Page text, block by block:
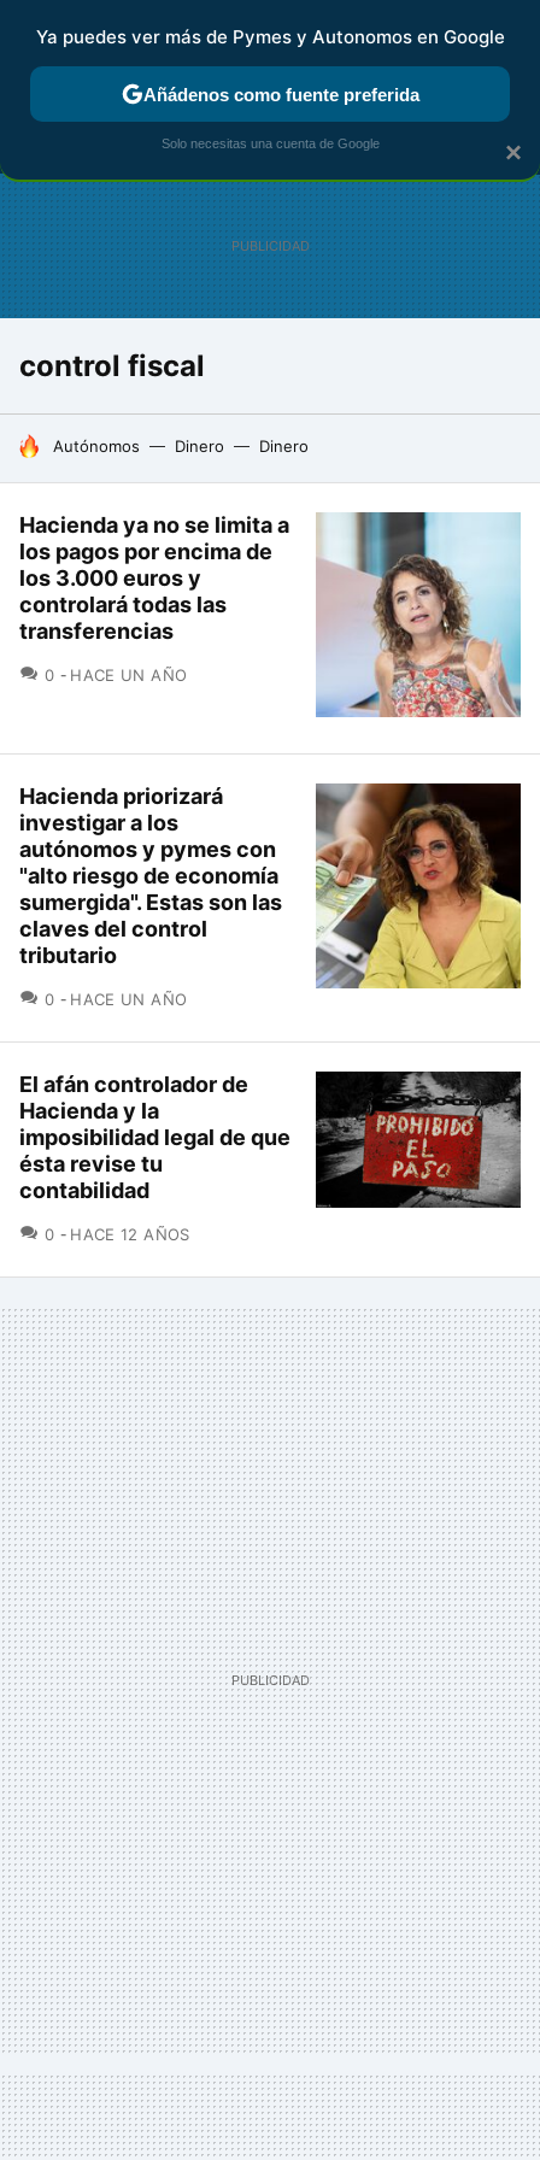
MENÚ NUEVO
FISCALIDAD Y CONTABILIDAD KIT DIGITAL
control fiscal
HOY SE HABLA DE
Autónomos Dinero Dinero
Hacienda ya no se limita a
los pagos por encima de
los 3.000 euros y
controlará todas las
transferencias
0 COMENTARIOS
HACE UN AÑO
Hacienda priorizará
investigar a los
autónomos y pymes con
"alto riesgo de economía
sumergida". Estas son las
claves del control
tributario
0 COMENTARIOS
HACE UN AÑO
El afán controlador de
Hacienda y la
imposibilidad legal de que
ésta revise tu
contabilidad
0 COMENTARIOS
HACE 12 AÑOS
×
Ya puedes ver más de Pymes y Autonomos en Google
Añádenos como fuente preferida
Solo necesitas una cuenta de Google